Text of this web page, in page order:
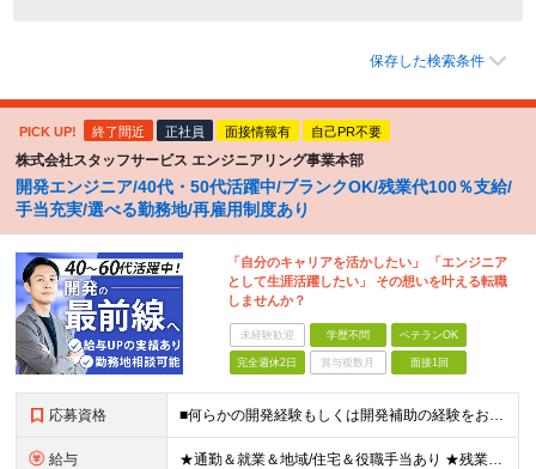
保存した検索条件
PICK UP! 終了間近 正社員 面接情報有 自己PR不要
株式会社スタッフサービス エンジニアリング事業本部
開発エンジニア/40代・50代活躍中/ブランクOK/残業代100％支給/
手当充実/選べる勤務地/再雇用制度あり
「自分のキャリアを活かしたい」 「エンジニア
として生涯活躍したい」 その想いを叶える転職
しませんか？
未経験歓迎 学歴不問 ベテランOK
完全週休2日 賞与複数月 面接1回
応募資格 ■何らかの開発経験もしくは開発補助の経験をお持ちの方 ■学歴不問 ★ブランクのある方、地方在住の方も大歓迎です！
給与 ★通勤＆就業＆地域/住宅＆役職手当あり ★残業代は全額支給 ★選べる給与制度あり！ ★東京・神奈川・千葉・埼玉勤務の場合 月給23.5万円～55万円＋諸手当 （残業代は全額支給） (20,000円の